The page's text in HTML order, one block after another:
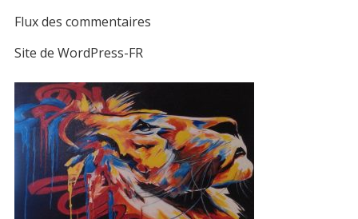
Flux des commentaires
Site de WordPress-FR